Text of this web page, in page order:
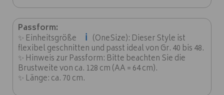
Passform:
✨ Einheitsgröße ℹ️ (OneSize): Dieser Style ist
flexibel geschnitten und passt ideal von Gr. 40 bis 48.
✨ Hinweis zur Passform: Bitte beachten Sie die
Brustweite von ca. 128 cm (AA = 64 cm).
✨ Länge: ca. 70 cm.